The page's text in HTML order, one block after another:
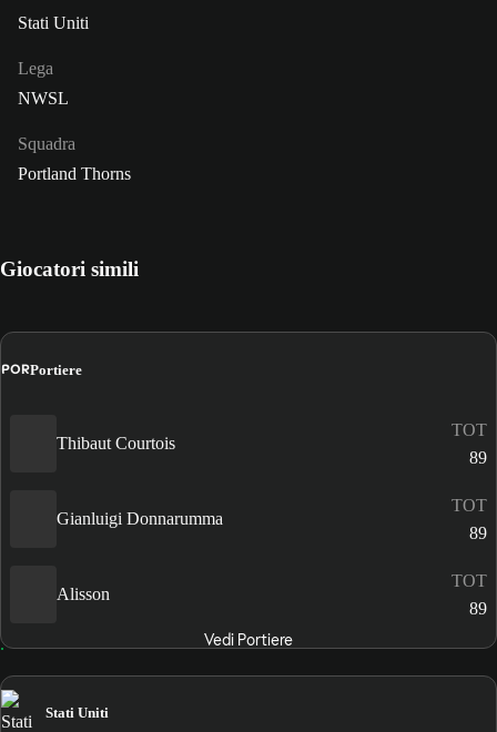
Stati Uniti
Lega
NWSL
Squadra
Portland Thorns
Giocatori simili
PORPortiere
Thibaut Courtois
TOT
89
Gianluigi Donnarumma
TOT
89
Alisson
TOT
89
Vedi Portiere
Stati Uniti